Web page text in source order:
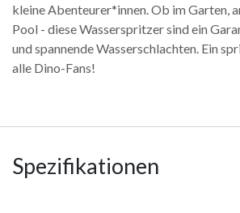
kleine Abenteurer*innen. Ob im Garten,
Pool - diese Wasserspritzer sind ein
und spannende Wasserschlachten. Ein
alle Dino-Fans!
Spezifikationen